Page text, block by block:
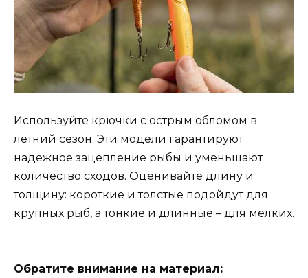
Используйте крючки с острым обломом в
летний сезон. Эти модели гарантируют
надежное зацепление рыбы и уменьшают
количество сходов. Оценивайте длину и
толщину: короткие и толстые подойдут для
крупных рыб, а тонкие и длинные – для мелких.
Обратите внимание на материал: